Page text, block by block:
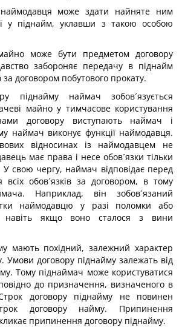
може здати найняте ним
у піднайм, уклавши з такою особою
може бути предметом договору
забороняє передачу в піднайм
договором побутового прокату.
піднайму наймач зобов´язується
майно у тимчасове користування
договору виступають наймач і
наймач виконує функції наймодавця.
відносинах із наймодавцем не
має права і несе обов´язки тільки
свою чергу, наймач відповідає перед
обов´язків за договором, в тому
Наприклад, він зобов´язаний
наймодавцю у разі поломки або
навіть якщо воно сталося з вини
мають похідний, залежний характер
Умови договору піднайму залежать від
Тому піднаймач може користуватися
до призначення, визначеного в
договору піднайму не повинен
договору найму. Припинення
припинення договору піднайму.